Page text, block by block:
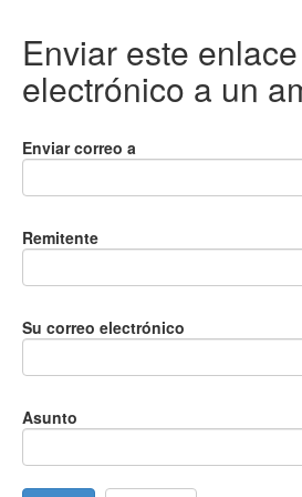
Enviar este
electrónico a un
Enviar correo a
Remitente
Su correo electrónico
Asunto